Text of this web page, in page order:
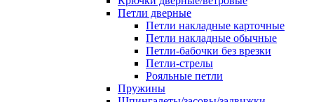
Петли дверные
Петли накладные карточные
Петли накладные обычные
Петли-бабочки без врезки
Петли-стрелы
Рояльные петли
Пружины